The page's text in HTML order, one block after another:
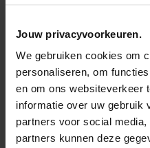
Jouw privacyvoorkeuren.
We gebruiken cookies om
personaliseren, om
en om ons websiteverkeer
informatie over uw gebruik
partners voor social
partners kunnen deze